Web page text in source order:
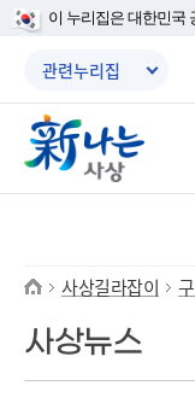
본문 바로가기
메인메뉴 바로가기
이 누리집은 대한민국
관련누리집
사상길라잡이
사상뉴스